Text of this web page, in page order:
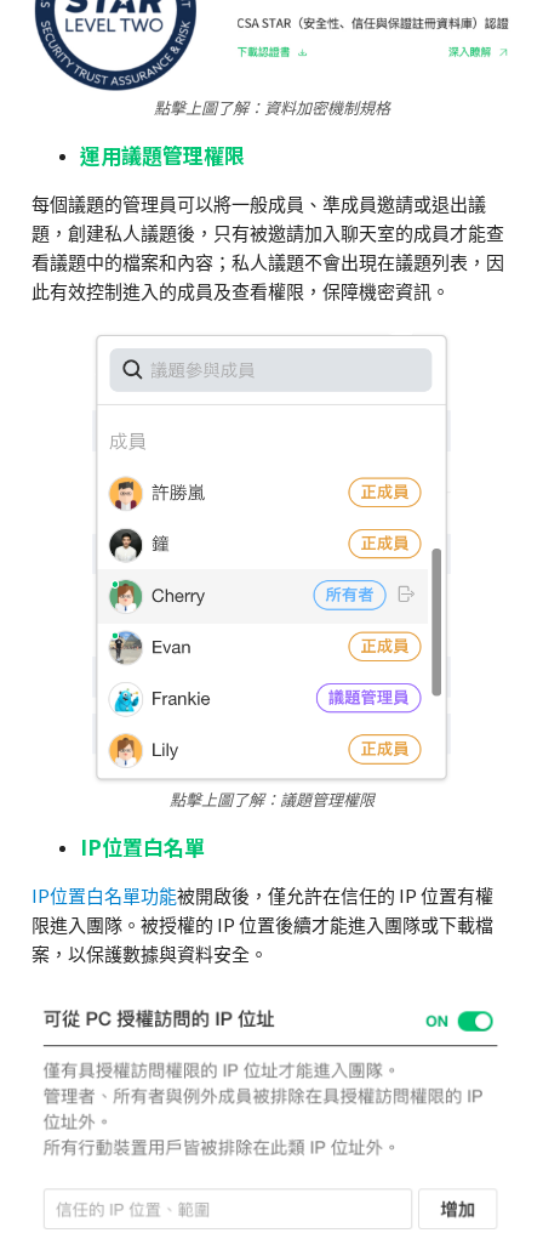
點擊上圖了解：資料加密機制規格
運用議題管理權限
每個議題的管理員可以將一般成員、準成員邀請或退出議
題，創建私人議題後，只有被邀請加入聊天室的成員才能查
看議題中的檔案和內容；私人議題不會出現在議題列表，因
此有效控制進入的成員及查看權限，保障機密資訊。
點擊上圖了解：議題管理權限
IP位置白名單
IP位置白名單功能被開啟後，僅允許在信任的 IP位置有權
限進入團隊。被授權的 IP位置後續才能進入團隊或下載檔
案，以保護數據與資料安全。